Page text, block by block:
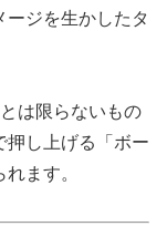
ージを生かしたタ
は限らないもの
押し上げる「ボー
ます。